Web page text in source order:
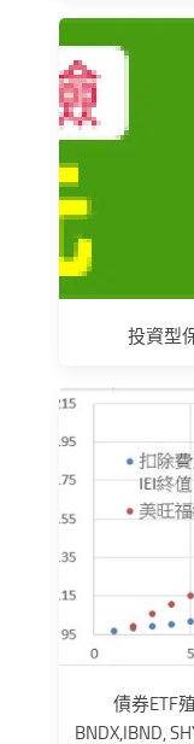
投資型
債券ETF
BNDX,IBND,